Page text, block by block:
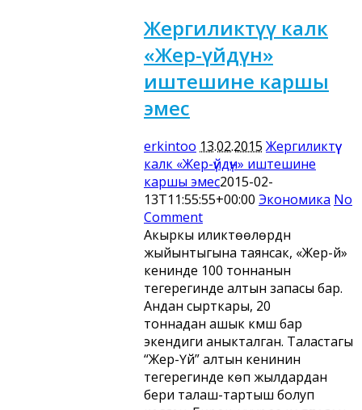
Жергиликтүү калк
«Жер-үйдүн»
иштешине каршы
эмес
erkintoo 13.02.2015 Жергиликтүү
калк «Жер-үйдүн» иштешине
каршы эмес2015-02-
13T11:55:55+00:00 Экономика No
Comment
Акыркы иликтөөлөрдүн
жыйынтыгына таянсак, «Жер-үй»
кенинде 100 тоннанын
тегерегинде алтын запасы бар.
Андан сырткары, 20
тоннадан ашык күмүш бар
экендиги аныкталган. Таластагы
“Жер-Үй” алтын кенинин
тегерегинде көп жылдардан
бери талаш-тартыш болуп